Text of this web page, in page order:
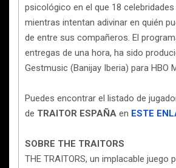
psicológico en el que 18
mientras intentan adivinar en quién
de entre sus compañeros. El
entregas de una hora, ha sido
Gestmusic (Banijay Iberia) para HBO
Puedes encontrar el listado de
de TRAITOR ESPAÑA en ESTE
SOBRE THE TRAITORS
THE TRAITORS, un implacable juego